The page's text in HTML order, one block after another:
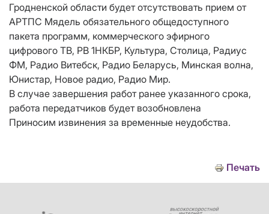
Гродненской области будет отсутствовать прием от
АРТПС Мядель обязательного общедоступного
пакета программ, коммерческого эфирного
цифрового ТВ, РВ 1НКБР, Культура, Столица, Радиус
ФМ, Радио Витебск, Радио Беларусь, Минская волна,
Юнистар, Новое радио, Радио Мир.
В случае завершения работ ранее указанного срока,
работа передатчиков будет возобновлена
Приносим извинения за временные неудобства.
Печать